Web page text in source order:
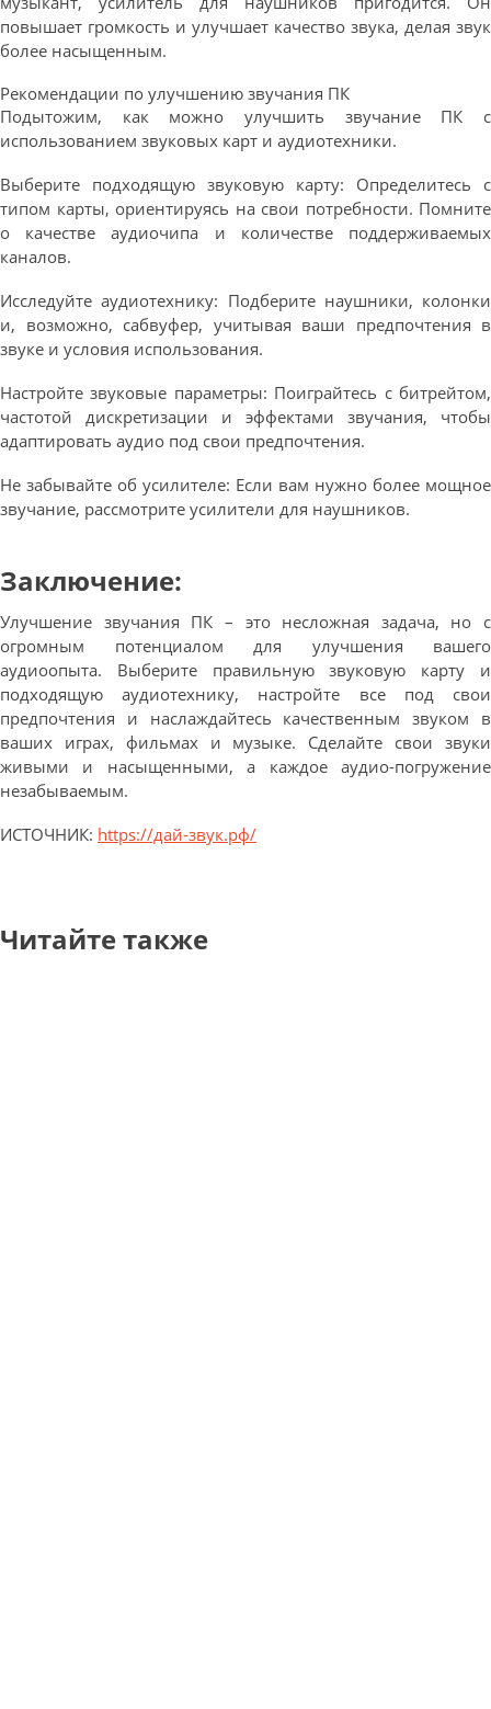
повышает громкость и улучшает качество звука, делая звук
более насыщенным.
Рекомендации по улучшению звучания ПК
Подытожим, как можно улучшить звучание ПК с
использованием звуковых карт и аудиотехники.
Выберите подходящую звуковую карту: Определитесь с
типом карты, ориентируясь на свои потребности. Помните
о качестве аудиочипа и количестве поддерживаемых
каналов.
Исследуйте аудиотехнику: Подберите наушники, колонки
и, возможно, сабвуфер, учитывая ваши предпочтения в
звуке и условия использования.
Настройте звуковые параметры: Поиграйтесь с битрейтом,
частотой дискретизации и эффектами звучания, чтобы
адаптировать аудио под свои предпочтения.
Не забывайте об усилителе: Если вам нужно более мощное
звучание, рассмотрите усилители для наушников.
Заключение:
Улучшение звучания ПК – это несложная задача, но с
огромным потенциалом для улучшения вашего
аудиоопыта. Выберите правильную звуковую карту и
подходящую аудиотехнику, настройте все под свои
предпочтения и наслаждайтесь качественным звуком в
ваших играх, фильмах и музыке. Сделайте свои звуки
живыми и насыщенными, а каждое аудио-погружение
незабываемым.
ИСТОЧНИК: https://дай-звук.рф/
Читайте также